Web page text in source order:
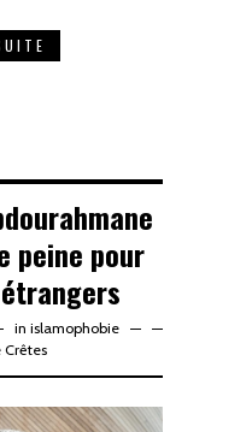
peine pour
in islamophobie
—
Crêtes